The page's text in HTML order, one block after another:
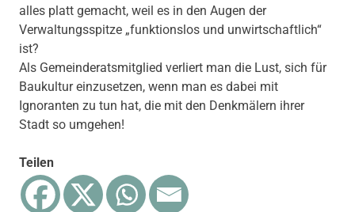
alles platt gemacht, weil es in den Augen der
Verwaltungsspitze „funktionslos und unwirtschaftlich“
ist?
Als Gemeinderatsmitglied verliert man die Lust, sich für
Baukultur einzusetzen, wenn man es dabei mit
Ignoranten zu tun hat, die mit den Denkmälern ihrer
Stadt so umgehen!
Teilen